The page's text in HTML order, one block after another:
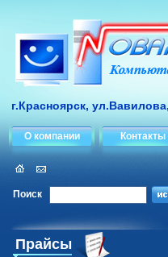
г.Красноярск,
О компании Контакты
Поиск
Прайсы